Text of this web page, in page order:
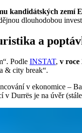
kandidátských zemí
dlouhodobou
a
Podle INSTAT, v roce
& city break“.
v ekonomice –
v Durrës je na úvěr